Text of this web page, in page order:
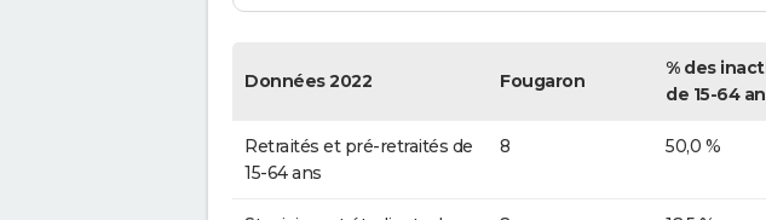
Données 2022 Fougaron
% des
de 15-64
Retraités et pré-retraités de
15-64 ans
8 50,0 %